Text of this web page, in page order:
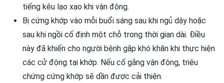
tiếng kêu lạo xạo khi vận động.
Bị cứng khớp vào mỗi buổi sáng sau khi ngủ dậy hoặc
sau khi ngồi cố định một chỗ trong thời gian dài. Điều
này đã khiến cho người bệnh gặp khó khăn khi thực hiện
các cử động tại khớp. Nếu cố gắng vận động, triệu
chứng cứng khớp sẽ dần được cải thiện.